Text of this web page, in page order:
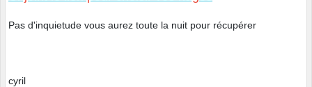
Pas d'inquietude vous aurez toute la nuit pour récupérer
cyril